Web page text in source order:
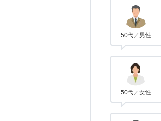
50代／男性
50代／女性